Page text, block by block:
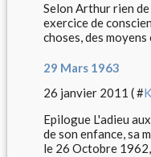
Selon Arthur rien
exercice de
choses, des
29 Mars 1963
26 janvier 2011 ( #
Epilogue L'adieu
de son enfance, sa
le 26 Octobre